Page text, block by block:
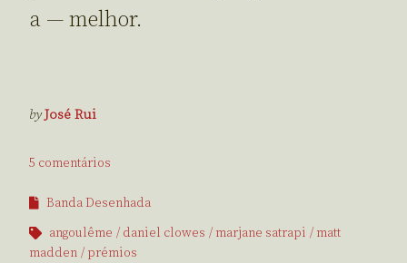
a — melhor.
byJosé Rui
5 comentários
Banda Desenhada
angoulême
daniel clowes marjane satrapi
matt
madden
prémios